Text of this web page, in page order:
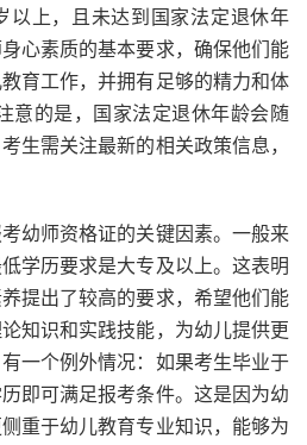
以上，且未达到国家法定退休年
心素质的基本要求，确保他们能
育工作，并拥有足够的精力和体
意的是，国家法定退休年龄会随
生需关注最新的相关政策信息，
幼师资格证的关键因素。一般来
学历要求是大专及以上。这表明
提出了较高的要求，希望他们能
知识和实践技能，为幼儿提供更
一个例外情况：如果考生毕业于
即可满足报考条件。这是因为幼
重于幼儿教育专业知识，能够为